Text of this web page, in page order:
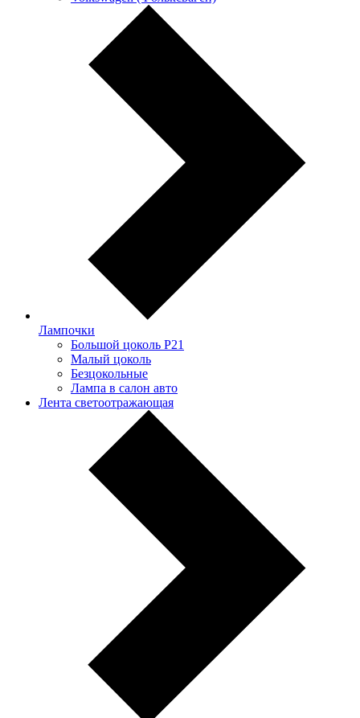
Лампочки
Большой цоколь P21
Малый цоколь
Безцокольные
Лампа в салон авто
Лента светоотражающая